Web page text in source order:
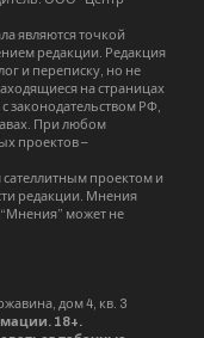
являются точкой
редакции. Редакция
и переписку, но не
на страницах
законодательством РФ,
При любом
проектов –
проектом и
редакции. Мнения
может не
дом 4, кв. 3
18+.